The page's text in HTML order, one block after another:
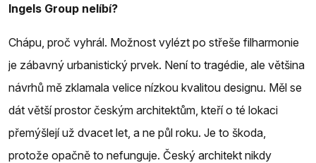
Ingels Group nelíbí?
Chápu, proč vyhrál. Možnost vylézt po střeše filharmonie
je zábavný urbanistický prvek. Není to tragédie, ale většina
návrhů mě zklamala velice nízkou kvalitou designu. Měl se
dát větší prostor českým architektům, kteří o té lokaci
přemýšlejí už dvacet let, a ne půl roku. Je to škoda,
protože opačně to nefunguje. Český architekt nikdy